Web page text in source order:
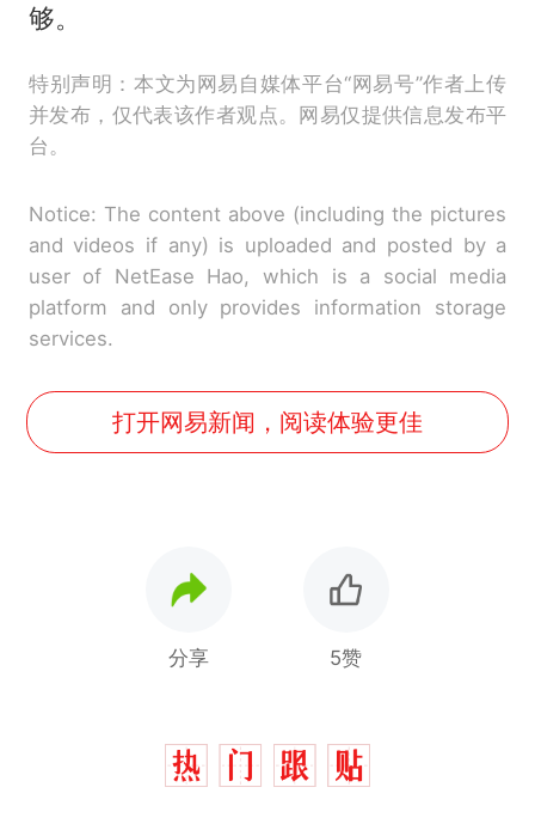
够。
特别声明：本文为网易自媒体平台“网易号”作者上传
并发布，仅代表该作者观点。网易仅提供信息发布平
台。
Notice: The content above (including the pictures
and videos if any) is uploaded and posted by a
user of NetEase Hao, which is a social media
platform and only provides information storage
services.
打开网易新闻，阅读体验更佳
分享 5赞